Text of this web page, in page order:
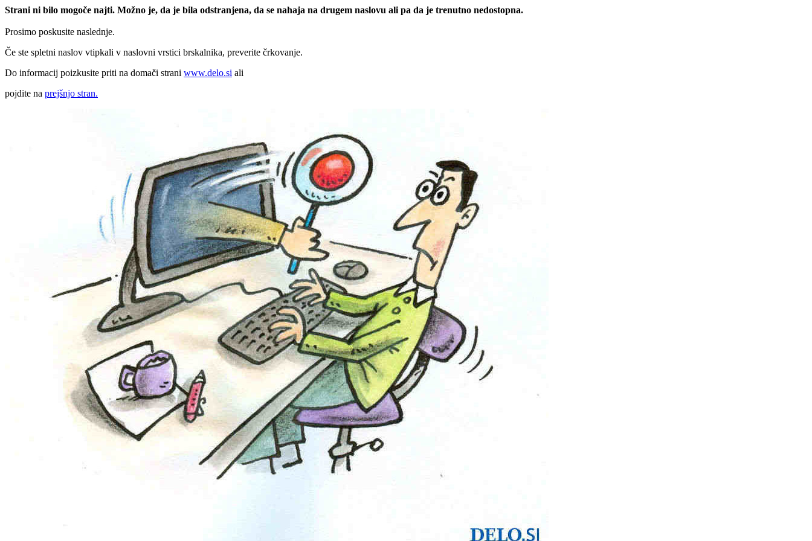
Strani ni bilo mogoče najti. Možno je, da je bila odstranjena, da se nahaja na drugem naslovu ali pa da je trenutno nedostopna.
Prosimo poskusite naslednje.
Če ste spletni naslov vtipkali v naslovni vrstici brskalnika, preverite črkovanje.
Do informacij poizkusite priti na domači strani www.delo.si ali
pojdite na prejšnjo stran.